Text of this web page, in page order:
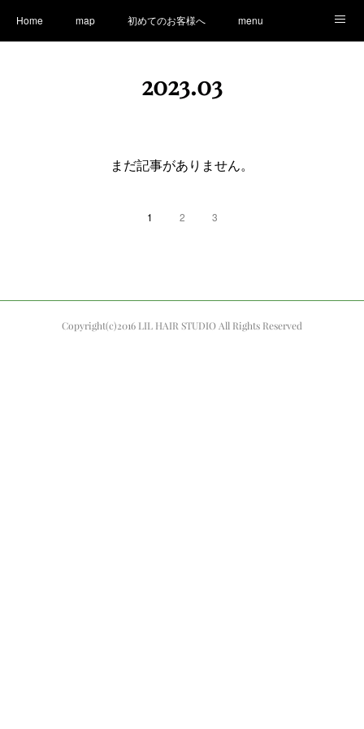
Home map 初めてのお客様へ menu
2023.03
まだ記事がありません。
1 2 3
Copyright(c)2016 LIL HAIR STUDIO All Rights Reserved